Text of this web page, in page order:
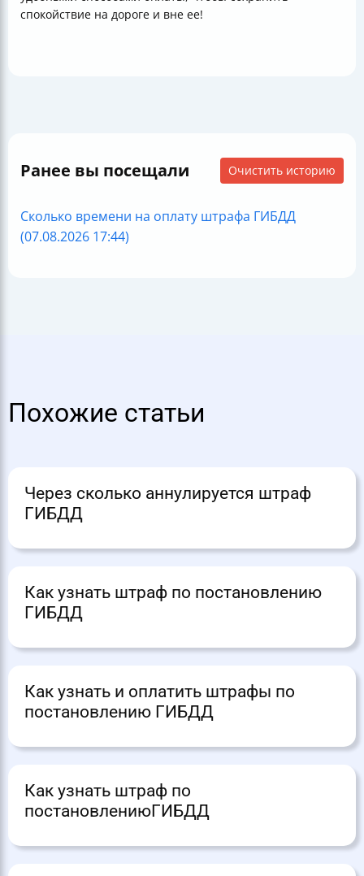
спокойствие на дороге и вне ее!
Ранее вы посещали Очистить историю
Сколько времени на оплату штрафа ГИБДД
(07.08.2026 17:44)
Похожие статьи
Через сколько аннулируется штраф
ГИБДД
Как узнать штраф по постановлению
ГИБДД
Как узнать и оплатить штрафы по
постановлению ГИБДД
Как узнать штраф по
постановлениюГИБДД